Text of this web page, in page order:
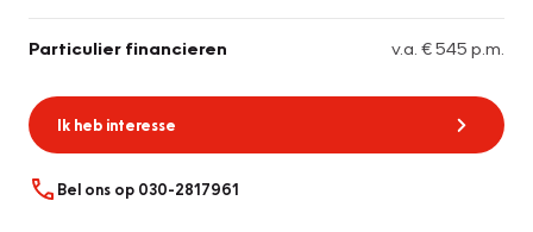
Particulier financieren v.a. € 545 p.m.
Ik heb interesse
Bel ons op 030-2817961